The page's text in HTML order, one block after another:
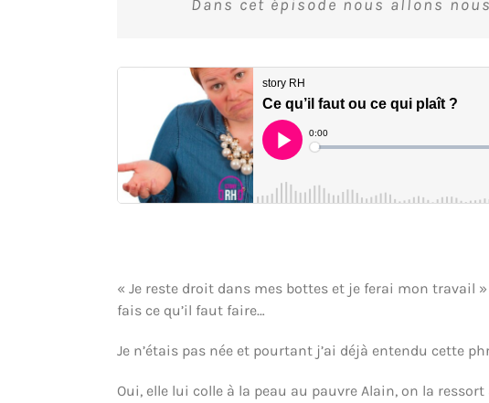
Dans cet épisode nous allons
« Je reste droit dans mes bottes et je ferai mon travail
fais ce qu’il faut faire…
Je n’étais pas née et pourtant j’ai déjà entendu cette
Oui, elle lui colle à la peau au pauvre Alain, on la